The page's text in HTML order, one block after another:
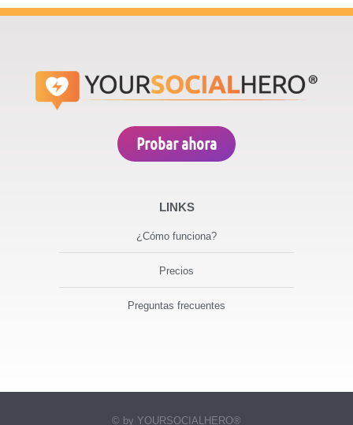
Probar ahora
LINKS
¿Cómo funciona?
Precios
Preguntas frecuentes
© by YOURSOCIALHERO®